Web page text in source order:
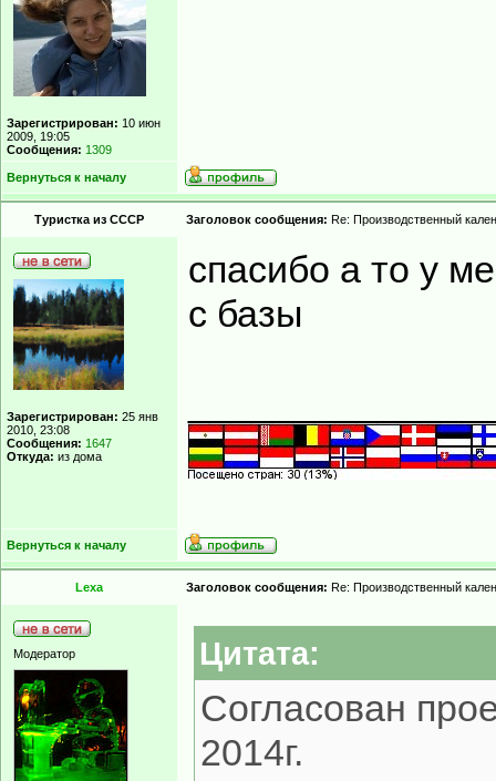
Зарегистрирован: 10 июн
2009, 19:05
Сообщения: 1309
Вернуться к началу
Туристка из СССР Заголовок сообщения: Re: Производственный
Зарегистрирован: 25 янв
2010, 23:08
Сообщения: 1647
Откуда: из дома
спасибо а то у
с базы
Вернуться к началу
Lexa Заголовок сообщения: Re: Производственный
Модератор Цитата:
Согласован
2014г.